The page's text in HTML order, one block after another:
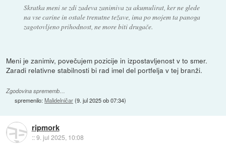
Skratka meni se zdi zadeva zanimiva za akumulirat, ker ne glede
na vse carine in ostale trenutne težave, ima po mojem ta panoga
zagotovljeno prihodnost, ne more biti drugače.
Meni je zanimiv, povečujem pozicije in izpostavljenost v to smer.
Zaradi relativne stabilnosti bi rad imel del portfelja v tej branži.
Zgodovina sprememb…
spremenilo:Malidelničar(9. jul 2025 ob 07:34)
ripmork
::9. jul 2025, 10:08